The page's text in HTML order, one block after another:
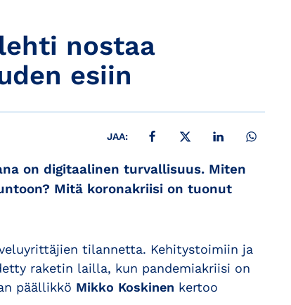
nostaa
esiin
JAA: JAA FACEBOOKISSA
JAA X:SSÄ JAA LINKEDINISSÄ
on digitaalinen turvallisuus. Miten
Mitä koronakriisi on tuonut
tilannetta. Kehitystoimiin ja
raketin lailla, kun pandemiakriisi on
päällikkö Mikko Koskinen kertoo